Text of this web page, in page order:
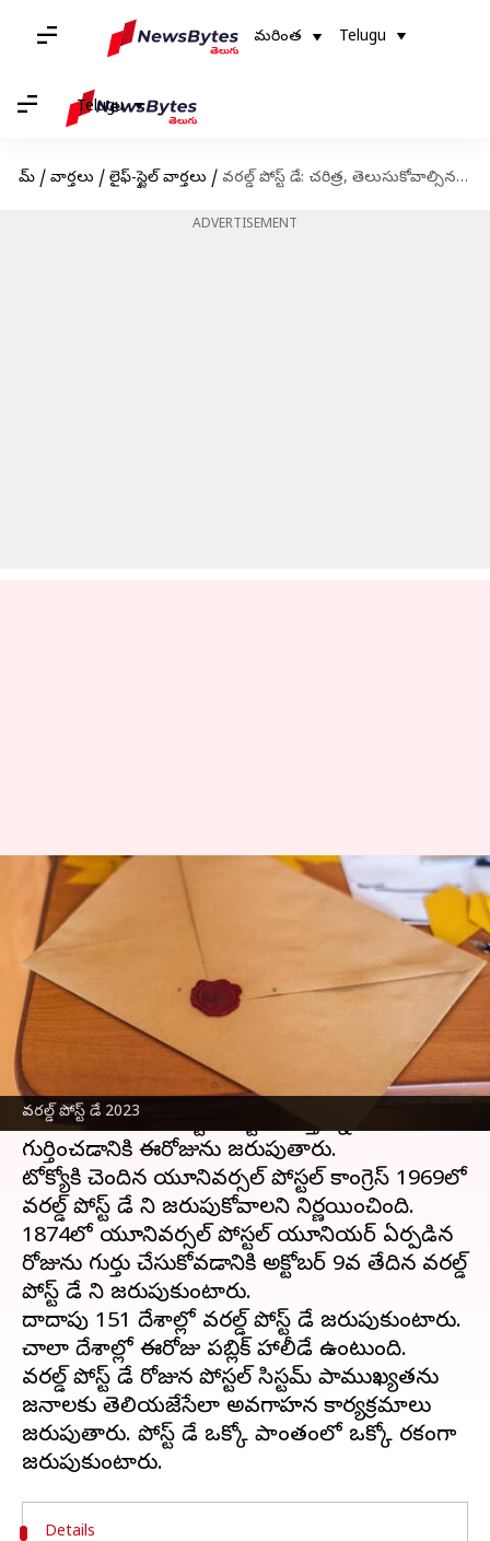
మరింత Telugu
Telugu
హోమ్ / వార్తలు / లైఫ్-స్టైల్ వార్తలు / వరల్డ్ పోస్ట్ డే: చరిత్ర, తెలుసుకోవాల్సిన విషయాలు, పంచుకోవాల్సిన కొటేషన్లు
ADVERTISEMENT
వరల్డ్ పోస్ట్ డే 2023
వరల్డ్ పోస్ట్ డే: చరిత్ర,
తెలుసుకోవాల్సిన విషయాలు,
పంచుకోవాల్సిన కొటేషన్లు
వ్రాసిన వారు Sriram Pranateja Oct 09, 2023 10:17 am
ప్రతీ ఏడాది వరల్డ్ పోస్ట్ డే ని అక్టోబర్ 9వ తేదీన
జరుపుకుంటారు. పోస్టల్ సిస్టమ్ చేస్తున్న సేవలను
గుర్తించడానికి ఈరోజును జరుపుతారు.
టోక్యోకి చెందిన యూనివర్సల్ పోస్టల్ కాంగ్రెస్ 1969లో
వరల్డ్ పోస్ట్ డే ని జరుపుకోవాలని నిర్ణయించింది.
1874లో యూనివర్సల్ పోస్టల్ యూనియర్ ఏర్పడిన
రోజును గుర్తు చేసుకోవడానికి అక్టోబర్ 9వ తేదిన వరల్డ్
పోస్ట్ డే ని జరుపుకుంటారు.
దాదాపు 151 దేశాల్లో వరల్డ్ పోస్ట్ డే జరుపుకుంటారు.
చాలా దేశాల్లో ఈరోజు పబ్లిక్ హాలీడే ఉంటుంది.
వరల్డ్ పోస్ట్ డే రోజున పోస్టల్ సిస్టమ్ ప్రాముఖ్యతను
జనాలకు తెలియజేసేలా అవగాహన కార్యక్రమాలు
జరుపుతారు. పోస్ట్ డే ఒక్కో ప్రాంతంలో ఒక్కో రకంగా
Details